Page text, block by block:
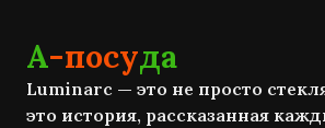
А-посуда
Luminarc — это не просто
это история, рассказанная